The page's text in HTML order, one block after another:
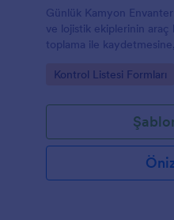
Günlük Kamyon
ve lojistik ekiplerinin
toplama ile kaydetmesine,
standartlaştırmasına
Go to Category:
Kontrol Listesi Formları